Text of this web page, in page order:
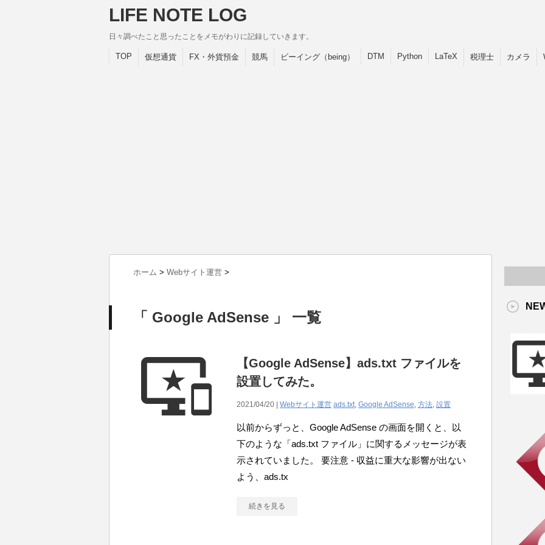
LIFE NOTE LOG
日々調べたこと思ったことをメモがわりに記録していきます。
TOP 仮想通貨 FX・外貨預金 競馬 ビーイング（being） DTM Python LaTeX 税理士 カメラ
ホーム > Webサイト運営 >
「 Google AdSense 」 一覧
【Google AdSense】ads.txt ファイルを
設置してみた。
2021/04/20 | Webサイト運営 ads.txt, Google AdSense, 方法, 設置
以前からずっと、Google AdSense の画面を開くと、以
下のような「ads.txt ファイル」に関するメッセージが表
示されていました。 要注意 - 収益に重大な影響が出ない
よう、ads.tx
続きを見る